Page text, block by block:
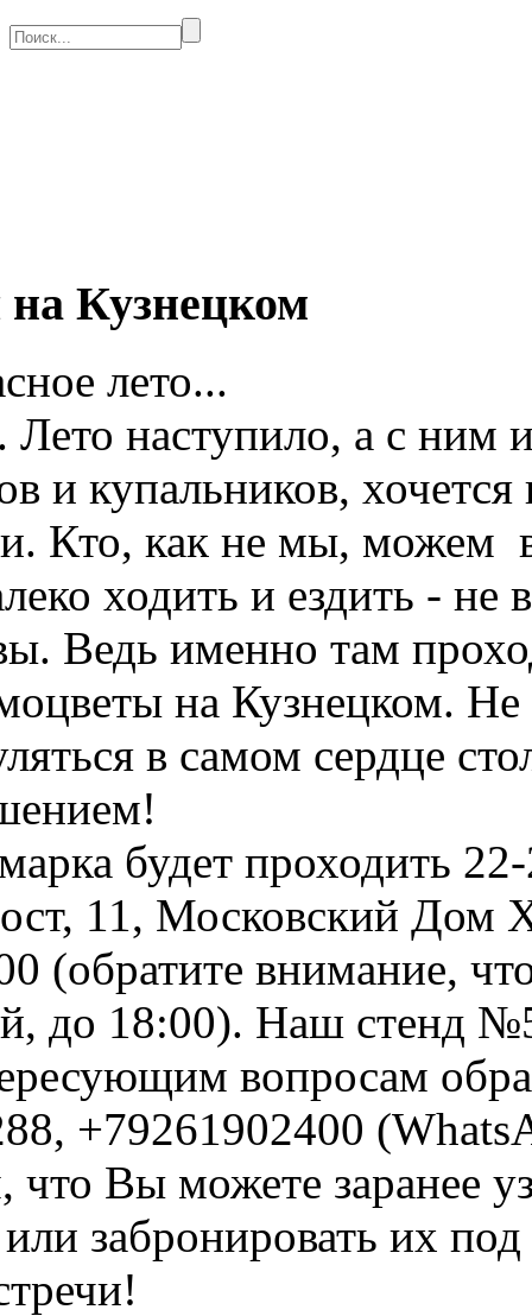
Кузнецком
лето...
наступило, а с ним
и купальников,
Кто, как не мы, можем
ходить и ездить -
Ведь именно там
на Кузнецком.
в самом сердце
будет проходить
11, Московский Дом
(обратите внимание,
до 18:00). Наш стенд
вопросам
+79261902400
Вы можете заранее
забронировать их под